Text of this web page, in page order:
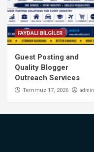
FAYDALI BİLGİLER
Guest Posting and
Quality Blogger
Outreach Services
Temmuz 17, 2026 admin